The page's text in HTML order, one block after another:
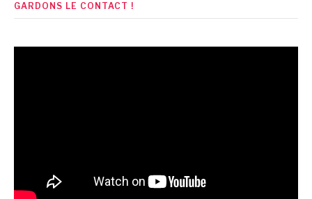
GARDONS LE CONTACT !